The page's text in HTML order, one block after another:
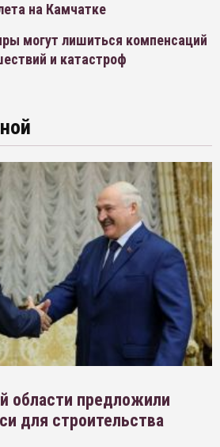
на Камчатке
могут лишиться компенсаций
и катастроф
области предложили
для строительства